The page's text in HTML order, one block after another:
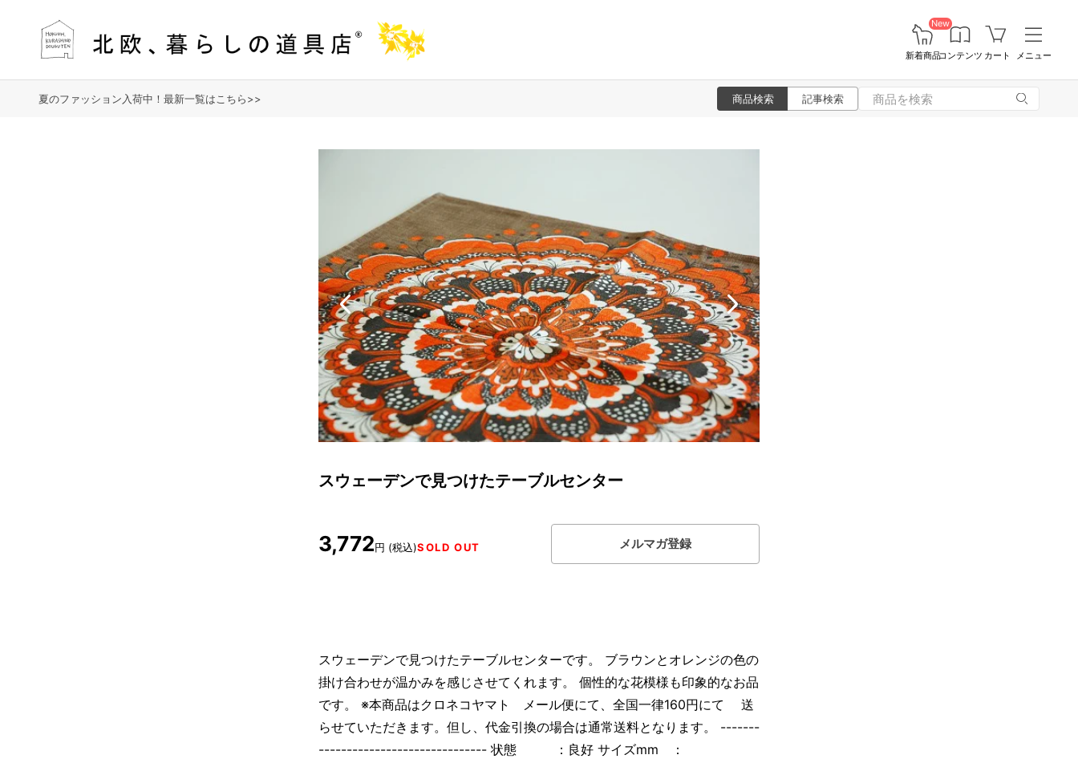
New
新着商品コンテンツ カート メニュー
夏のファッション入荷中！最新一覧はこちら>> 商品検索 記事検索
スウェーデンで見つけたテーブルセンター
3,772円 (税込)SOLD OUT メルマガ登録
スウェーデンで見つけたテーブルセンターです。 ブラウンとオレンジの色の
掛け合わせが温かみを感じさせてくれます。 個性的な花模様も印象的なお品
です。 ※本商品はクロネコヤマト メール便にて、全国一律160円にて 送
らせていただきます。但し、代金引換の場合は通常送料となります。 -------
------------------------------ 状態 ：良好 サイズmm ：